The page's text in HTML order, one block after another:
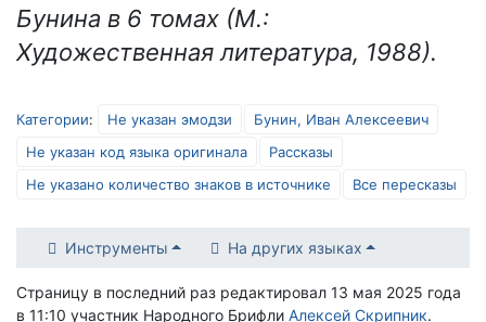
Бунина в 6 томах (М.:
Художественная литература, 1988).
Категории: Не указан эмодзи
Бунин, Иван Алексеевич
Не указан код языка оригинала
Рассказы
Не указано количество знаков в источнике
Все пересказы
Инструменты На других языках
Страницу в последний раз редактировал 13 мая 2025 года
в 11:10 участник Народного Брифли Алексей Скрипник.